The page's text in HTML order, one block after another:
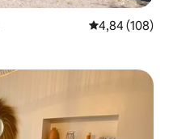
Середня
4,84 (108)